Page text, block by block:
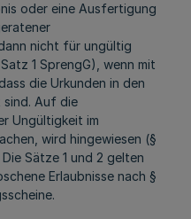
oder eine Ausfertigung
nicht für ungültig
1 SprengG), wenn mit
die Urkunden in den
Auf die
Ungültigkeit im
wird hingewiesen (§
Sätze 1 und 2 gelten
Erlaubnisse nach §